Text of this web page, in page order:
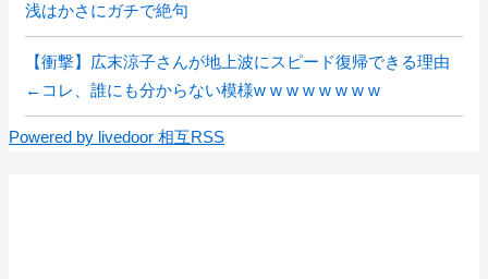
浅はかさにガチで絶句
【衝撃】広末涼子さんが地上波にスピード復帰できる理由
←コレ、誰にも分からない模様w w w w w w w w
Powered by livedoor 相互RSS